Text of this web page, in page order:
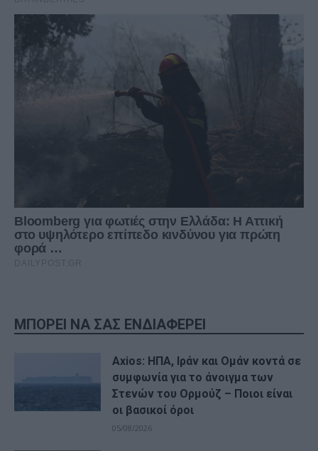
ΜΠΟΡΕΙ ΝΑ ΣΑΣ ΕΝΔΙΑΦΕΡΕΙ
Axios: ΗΠΑ, Ιράν και Ομάν κοντά σε
συμφωνία για το άνοιγμα των
Στενών του Ορμούζ – Ποιοι είναι
οι βασικοί όροι
05/08/2026